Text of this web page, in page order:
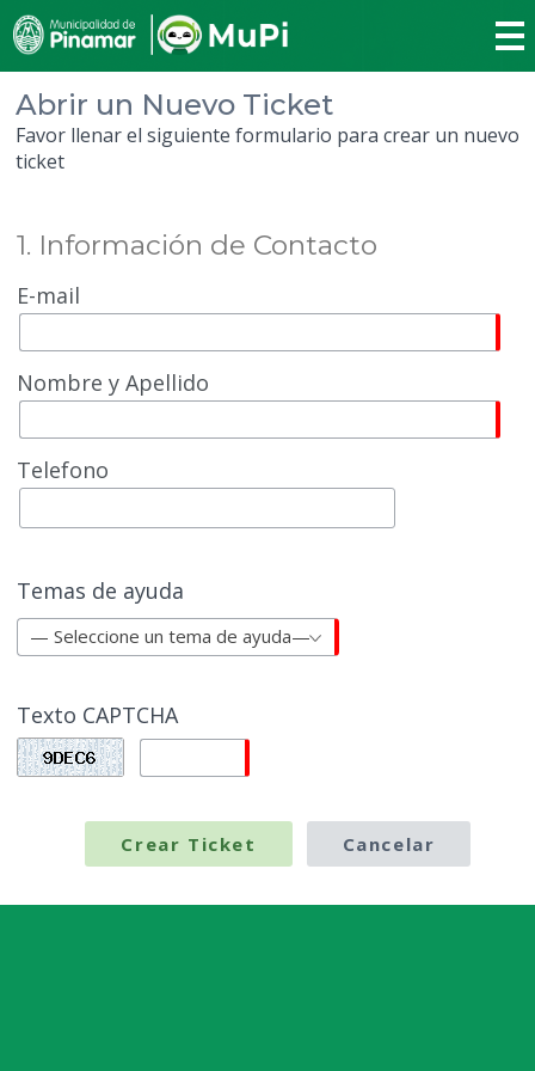
Abrir un Nuevo Ticket
Favor llenar el siguiente formulario para crear un nuevo
ticket
1. Información de Contacto
E-mail
Nombre y Apellido
Telefono
Temas de ayuda
— Seleccione un tema de ayuda—
Texto CAPTCHA